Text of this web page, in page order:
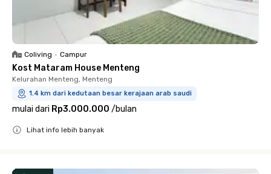
Coliving • Campur
Kost Mataram House Menteng
Kelurahan Menteng, Menteng
1.4 km dari kedutaan besar kerajaan arab saudi
mulai dari Rp3.000.000 /bulan
Lihat info lebih banyak